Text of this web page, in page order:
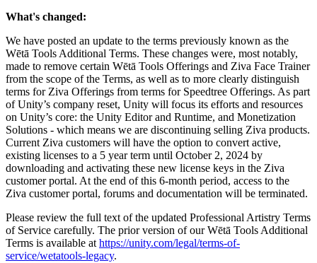
詳しく見る
アプリ内課金
ストアとD2C全体でIAPを管理
収益化
プレイヤーを適切なゲームに接続する
Unity で宣伝
Unity で収益化
活用事例
モバイルゲーム
Unity でモバイル向けヒット作を制作して成長させる
インディーゲーム
少人数のチームで大規模なゲームを開発する
イノベーションと車内体験を促進する
すべての業界を見る
ベストプラクティスガイド
デモ
デモ、サンプル、ビルディングブロック
すべてのリソース
新機能
ブログ
更新情報、情報、技術的ヒント
お知らせ
ニュース、ストーリー、プレスセンター
学生向け
教育者向け
教育を大幅に強化
教育機関向けライセンス
Unityの力をあなたの機関に持ち込む
認定教材
Unityのマスタリーを証明する
What's changed:
We have posted an update to the terms previously known as the
Wētā Tools Additional Terms. These changes were, most notably,
made to remove certain Wētā Tools Offerings and Ziva Face Trainer
from the scope of the Terms, as well as to more clearly distinguish
terms for Ziva Offerings from terms for Speedtree Offerings. As part
of Unity’s company reset, Unity will focus its efforts and resources
on Unity’s core: the Unity Editor and Runtime, and Monetization
Solutions - which means we are discontinuing selling Ziva products.
Current Ziva customers will have the option to convert active,
existing licenses to a 5 year term until October 2, 2024 by
downloading and activating these new license keys in the Ziva
customer portal. At the end of this 6-month period, access to the
Ziva customer portal, forums and documentation will be terminated.
Please review the full text of the updated Professional Artistry Terms
of Service carefully. The prior version of our Wētā Tools Additional
Terms is available at https://unity.com/legal/terms-of-
service/wetatools-legacy.